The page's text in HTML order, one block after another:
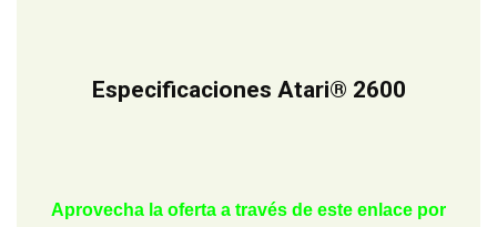
Especificaciones Atari® 2600
Aprovecha la oferta a través de este enlace por